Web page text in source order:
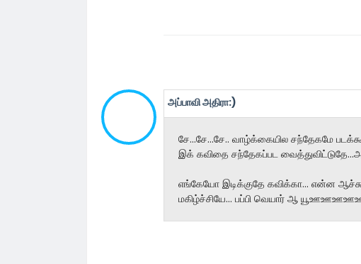
அப்பாவி அதிரா:)
சே...சே...சே.. வாழ்க்கையில சந்தேகமே
இக் கவிதை சந்தேகப்பட
எங்கேயோ இடிக்குதே கவிக்கா... என்ன
மகிழ்ச்சியே... பப்பி வெயார் ஆ